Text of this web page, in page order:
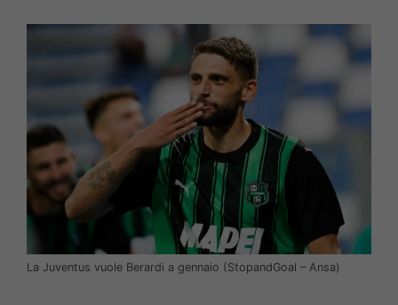
La Juventus vuole Berardi a gennaio (StopandGoal – Ansa)